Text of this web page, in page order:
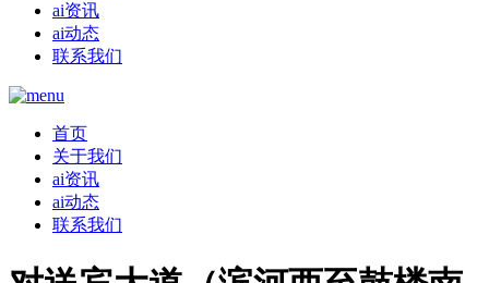
ai资讯
ai动态
联系我们
首页
关于我们
ai资讯
ai动态
联系我们